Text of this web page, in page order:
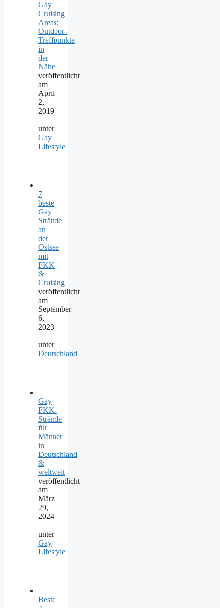
Gay
Cruising
Areas:
Outdoor-
Treffpunkte
in
der
Nähe
veröffentlicht
am
April
2,
2019
|
unter
Gay
Lifestyle
7
beste
Gay-
Strände
an
der
Ostsee
mit
FKK
&
Cruising
veröffentlicht
am
September
6,
2023
|
unter
Deutschland
Gay
FKK-
Strände
für
Männer
in
Deutschland
&
weltweit
veröffentlicht
am
März
29,
2024
|
unter
Gay
Lifestyle
Beste